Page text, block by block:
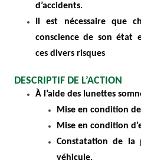
d’accidents.
Il est nécessaire que
conscience de son état
ces divers risques
DESCRIPTIF DE L’ACTION
À l’aide des lunettes
Mise en condition
Mise en condition
Constatation de
véhicule.